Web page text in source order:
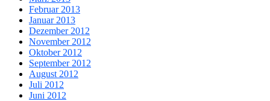
Februar 2013
Januar 2013
Dezember 2012
November 2012
Oktober 2012
September 2012
August 2012
Juli 2012
Juni 2012